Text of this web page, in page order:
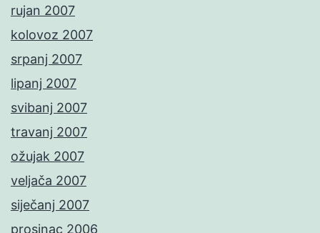
rujan 2007
kolovoz 2007
srpanj 2007
lipanj 2007
svibanj 2007
travanj 2007
ožujak 2007
veljača 2007
siječanj 2007
prosinac 2006